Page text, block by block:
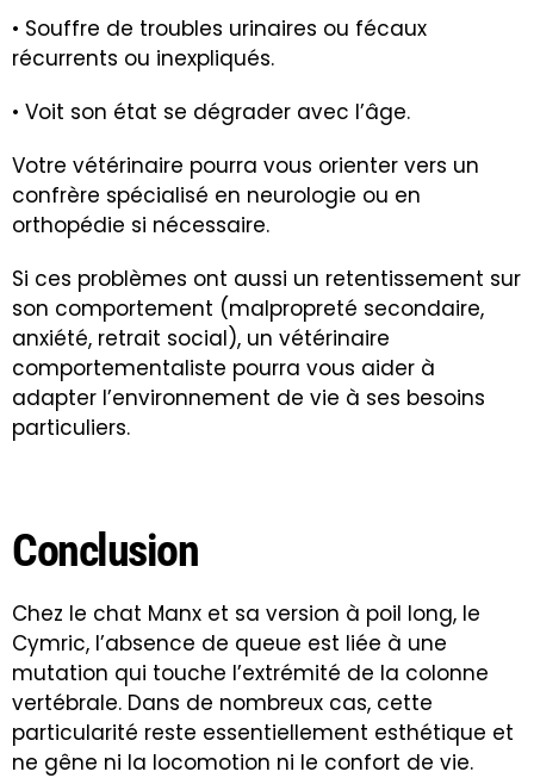
• Souffre de troubles urinaires ou fécaux
récurrents ou inexpliqués.
• Voit son état se dégrader avec l’âge.
Votre vétérinaire pourra vous orienter vers un
confrère spécialisé en neurologie ou en
orthopédie si nécessaire.
Si ces problèmes ont aussi un retentissement sur
son comportement (malpropreté secondaire,
anxiété, retrait social), un vétérinaire
comportementaliste pourra vous aider à
adapter l’environnement de vie à ses besoins
particuliers.
Conclusion
Chez le chat Manx et sa version à poil long, le
Cymric, l’absence de queue est liée à une
mutation qui touche l’extrémité de la colonne
vertébrale. Dans de nombreux cas, cette
particularité reste essentiellement esthétique et
ne gêne ni la locomotion ni le confort de vie.